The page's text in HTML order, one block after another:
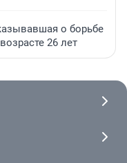
о борьбе
26 лет